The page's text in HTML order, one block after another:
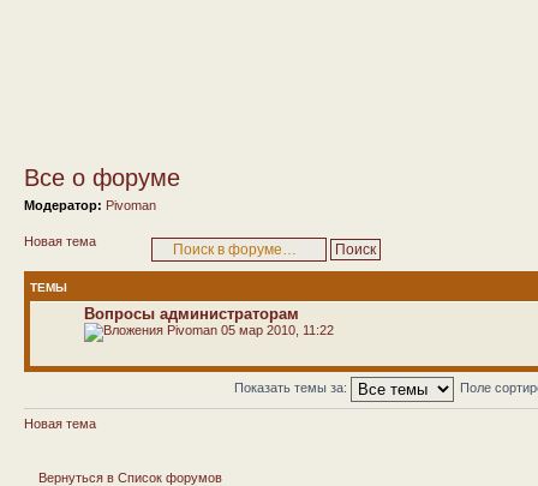
Все о форуме
Модератор: Pivoman
Новая тема
ТЕМЫ
Вопросы администраторам
Pivoman 05 мар 2010, 11:22
Показать темы за: Поле
Новая тема
Вернуться в Список форумов